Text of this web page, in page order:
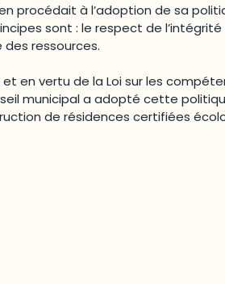
procédait à l’adoption de sa
sont : le respect de
ressources.
en vertu de la Loi sur les
municipal a adopté cette
de résidences certifiées